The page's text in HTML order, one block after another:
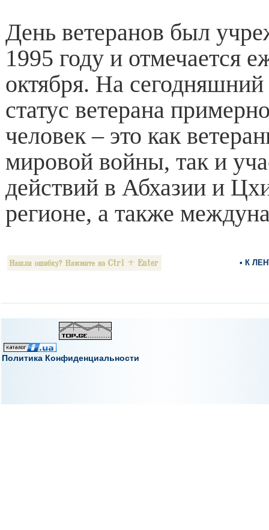
День ветеранов был
1995 году и отмечается
октября. На
статус ветерана
человек – это как
мировой войны, так и
действий в Абхазии и
регионе, а также
• К
Политика Конфиденциальности